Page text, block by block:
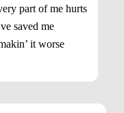
part of me hurts
saved me
it worse